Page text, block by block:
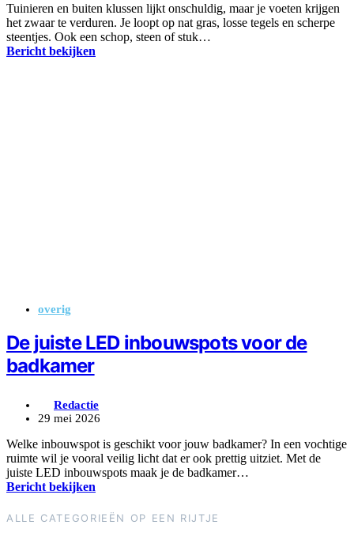
Tuinieren en buiten klussen lijkt onschuldig, maar je voeten krijgen
het zwaar te verduren. Je loopt op nat gras, losse tegels en scherpe
steentjes. Ook een schop, steen of stuk…
Bericht bekijken
overig
De juiste LED inbouwspots voor de
badkamer
Redactie
29 mei 2026
Welke inbouwspot is geschikt voor jouw badkamer? In een vochtige
ruimte wil je vooral veilig licht dat er ook prettig uitziet. Met de
juiste LED inbouwspots maak je de badkamer…
Bericht bekijken
ALLE CATEGORIEËN OP EEN RIJTJE